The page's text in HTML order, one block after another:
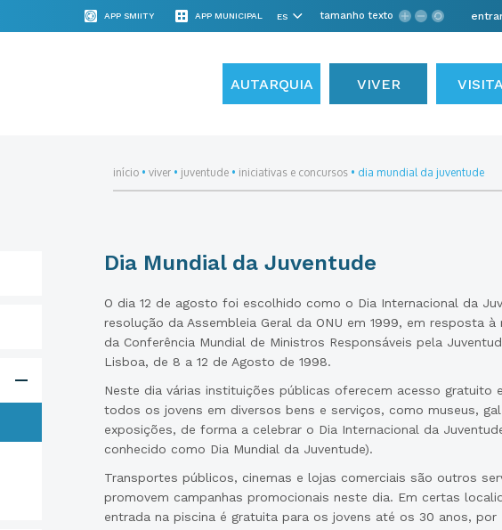
APP SMIITY APP MUNICIPAL tamanho texto
AUTARQUIA VIVER
início•viver•juventude• iniciativas e concursos• dia mundial da juventude
Dia Mundial da Juventude
O dia 12 de agosto foi escolhido como o Dia Internacional da
resolução da Assembleia Geral da ONU em 1999, em resposta à
da Conferência Mundial de Ministros Responsáveis pela
Lisboa, de 8 a 12 de Agosto de 1998.
Neste dia várias instituições públicas oferecem acesso gratuito
todos os jovens em diversos bens e serviços, como museus,
exposições, de forma a celebrar o Dia Internacional da
conhecido como Dia Mundial da Juventude).
Transportes públicos, cinemas e lojas comerciais são outros
promovem campanhas promocionais neste dia. Em certas
entrada na piscina é gratuita para os jovens até os 30 anos, por